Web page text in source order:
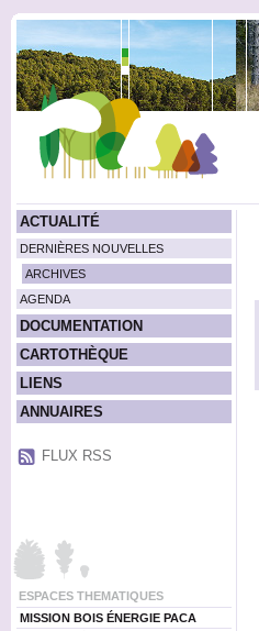
ACTUALITÉ
DERNIÈRES NOUVELLES
ARCHIVES
AGENDA
DOCUMENTATION
CARTOTHÈQUE
LIENS
ANNUAIRES
FLUX RSS
ESPACES THEMATIQUES
MISSION BOIS ÉNERGIE PACA